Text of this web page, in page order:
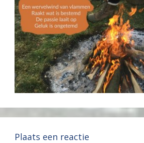
Plaats een reactie